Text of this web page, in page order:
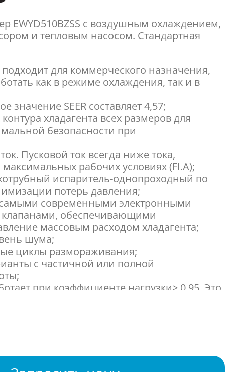
EWYD510BZSS с воздушным охлаждением,
и тепловым насосом. Стандартная
для коммерческого назначения,
как в режиме охлаждения, так и в
значение SEER составляет 4,57;
хладагента всех размеров для
безопасности при
Пусковой ток всегда ниже тока,
рабочих условиях (FI.A);
испаритель-однопроходный по
потерь давления;
современными электронными
обеспечивающими
массовым расходом хладагента;
шума;
циклы размораживания;
с частичной или полной
при коэффициенте нагрузки> 0,95. Это